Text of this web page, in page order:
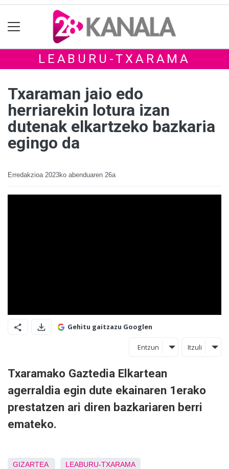
LEABURU-TXARAMA
Txaraman jaio edo
herriarekin lotura izan
dutenak elkartzeko bazkaria
egingo da
Erredakzioa 2023ko abenduaren 26a
Gehitu gaitzazu Googlen
Entzun Itzuli
Txaramako Gaztedia Elkartean
agerraldia egin dute ekainaren 1erako
prestatzen ari diren bazkariaren berri
emateko.
GIZARTEA LEABURU-TXARAMA